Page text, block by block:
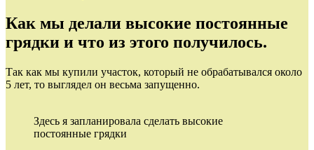
Как мы делали высокие постоянные
грядки и что из этого получилось.
Так как мы купили участок, который не обрабатывался около
5 лет, то выглядел он весьма запущенно.
Здесь я запланировала сделать высокие
постоянные грядки